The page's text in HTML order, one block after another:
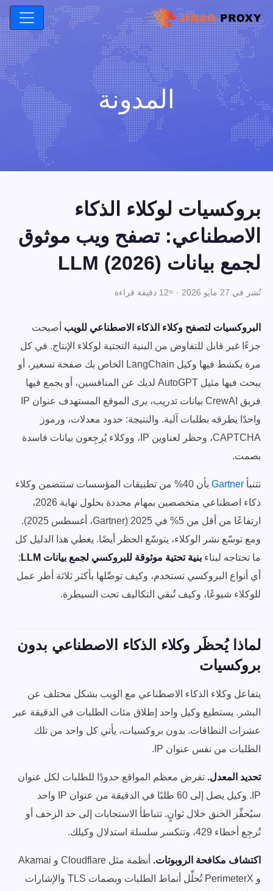
المدونة
بروكسيات لوكلاء الذكاء
الاصطناعي: تصفح ويب موثوق
لجمع بيانات LLM (2026)
نُشر في 27 مايو 2026 · ≈12 دقيقة قراءة
البروكسيات لتصفح وكلاء الذكاء الاصطناعي للويب أصبحت
جزءًا غير قابل للتفاوض من البنية التحتية لوكلاء الإنتاج. في كل
مرة يكشط فيها وكيل LangChain الخاص بك صفحة تسعير، أو
يبحث فيها مثيل AutoGPT لديك عن المنافسين، أو يجمع فيها
فريق CrewAI بيانات تدريب، يرى الموقع المستهدف عنوان IP
واحدًا يطرقه بطلبات آلية. والنتيجة: حدود معدلات، ورموز
CAPTCHA، وحظر لعناوين IP، ووكلاء يُرجِعون بيانات فاسدة
بصمت.
تتنبأ Gartner
بأن 40% من تطبيقات المؤسسات ستتضمن وكلاء
ذكاء اصطناعي متخصصين بمهام محددة بحلول نهاية 2026،
ارتفاعًا من أقل من 5% في 2025 (Gartner، أغسطس 2025).
ومع توسّع نشر الوكلاء، يتوسّع الحظر أيضًا. يغطي هذا الدليل كل
ما تحتاجه لبناء بنية تحتية موثوقة للبروكسي لجمع بيانات LLM
:
أي أنواع البروكسي تستخدم، وكيف توصِّلها بأكثر ثلاثة أطر عمل
للوكلاء شيوعًا، وكيف تُبقي التكاليف تحت السيطرة.
لماذا يُحظَر وكلاء الذكاء الاصطناعي بدون
بروكسيات
يتفاعل وكلاء الذكاء الاصطناعي مع الويب بشكل مختلف عن
البشر. يستطيع وكيل واحد إطلاق مئات الطلبات في الدقيقة عبر
عشرات النطاقات. بدون بروكسيات، يأتي كل واحد من تلك
الطلبات من نفس عنوان IP.
تحديد المعدل. تفرض معظم المواقع حدودًا للطلبات لكل عنوان
IP. وكيل يصل إلى 60 طلبًا في الدقيقة من عنوان IP واحد
سيُحفِّز الخنق خلال ثوانٍ. تتباطأ الاستجابات إلى حد الزحف أو
تُرجِع أخطاء 429، وتنكسر سلسلة استدلال وكيلك.
اكتشاف مكافحة الروبوتات.
أنظمة مثل Cloudflare و Akamai
و PerimeterX تُحلِّل أنماط الطلبات وبصمات TLS والإشارات